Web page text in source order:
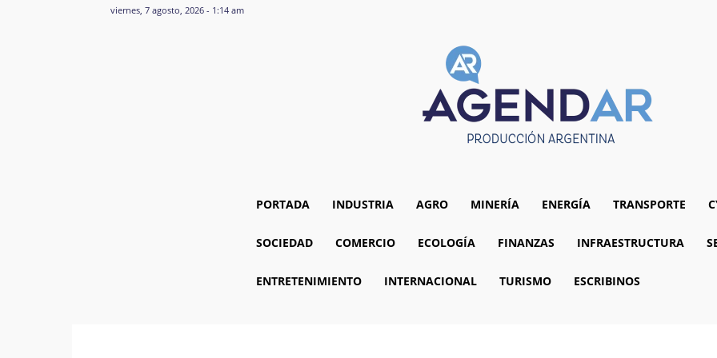
viernes, 7 agosto, 2026 - 1:14 am
PORTADA INDUSTRIA AGRO MINERÍA ENERGÍA TRANSPORTE
SOCIEDAD COMERCIO ECOLOGÍA FINANZAS INFRAESTRUCTURA
ENTRETENIMIENTO INTERNACIONAL TURISMO ESCRIBINOS